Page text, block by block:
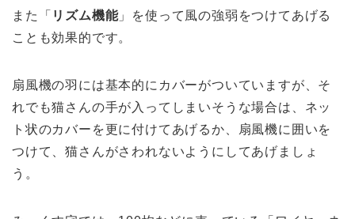
また「 リズム機能」を使って風の強弱をつけてあげる
ことも効果的です。
扇風機の羽には基本的にカバーがついていますが、そ
れでも猫さんの手が入ってしまいそうな場合は、 ネッ
ト状のカバー を更に付けてあげるか、扇風機に囲いを
つけて、猫さんがさわれないように してあげましょ
う。